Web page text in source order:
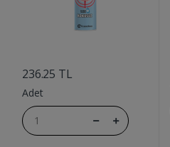
236.25 TL
Adet